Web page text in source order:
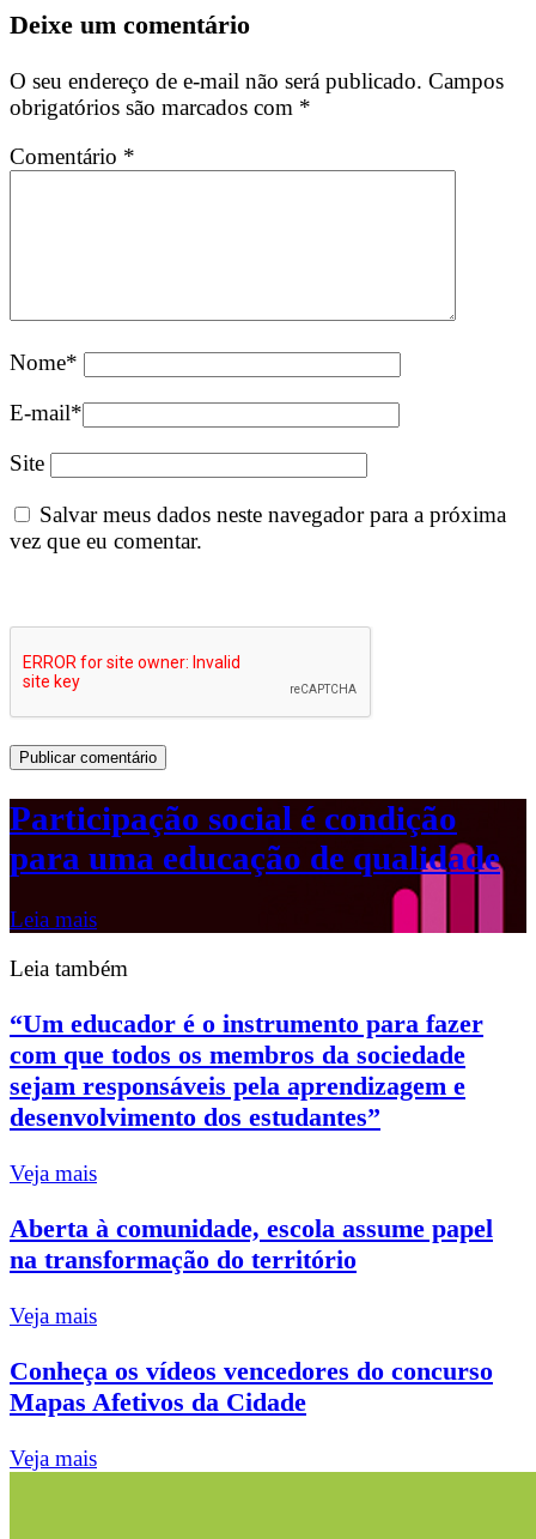
Deixe um comentário
O seu endereço de e-mail não será publicado. Campos
obrigatórios são marcados com *
Comentário *
Nome*
E-mail*
Site
Salvar meus dados neste navegador para a próxima
vez que eu comentar.
Participação social é condição
para uma educação de qualidade
Leia mais
Leia também
“Um educador é o instrumento para fazer
com que todos os membros da sociedade
sejam responsáveis pela aprendizagem e
desenvolvimento dos estudantes”
Veja mais
Aberta à comunidade, escola assume papel
na transformação do território
Veja mais
Conheça os vídeos vencedores do concurso
Mapas Afetivos da Cidade
Veja mais